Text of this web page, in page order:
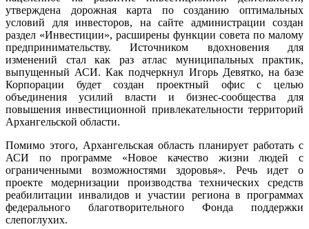
утверждена дорожная карта по созданию оптимальных
условий для инвесторов, на сайте администрации создан
раздел «Инвестиции», расширены функции совета по малому
предпринимательству. Источником вдохновения для
изменений стал как раз атлас муниципальных практик,
выпущенный АСИ. Как подчеркнул Игорь Девятко, на базе
Корпорации будет создан проектный офис с целью
объединения усилий власти и бизнес-сообщества для
повышения инвестиционной привлекательности территорий
Архангельской области.
Помимо этого, Архангельская область планирует работать с
АСИ по программе «Новое качество жизни людей с
ограниченными возможностями здоровья». Речь идет о
проекте модернизации производства технических средств
реабилитации инвалидов и участии региона в программах
федерального благотворительного Фонда поддержки
слепоглухих.